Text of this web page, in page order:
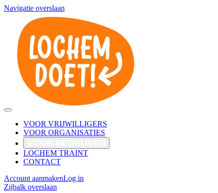
Navigatie overslaan
VOOR VRIJWILLIGERS
VOOR ORGANISATIES
LOCHEM TRAINT
CONTACT
Account aanmakenLog in
Zijbalk overslaan